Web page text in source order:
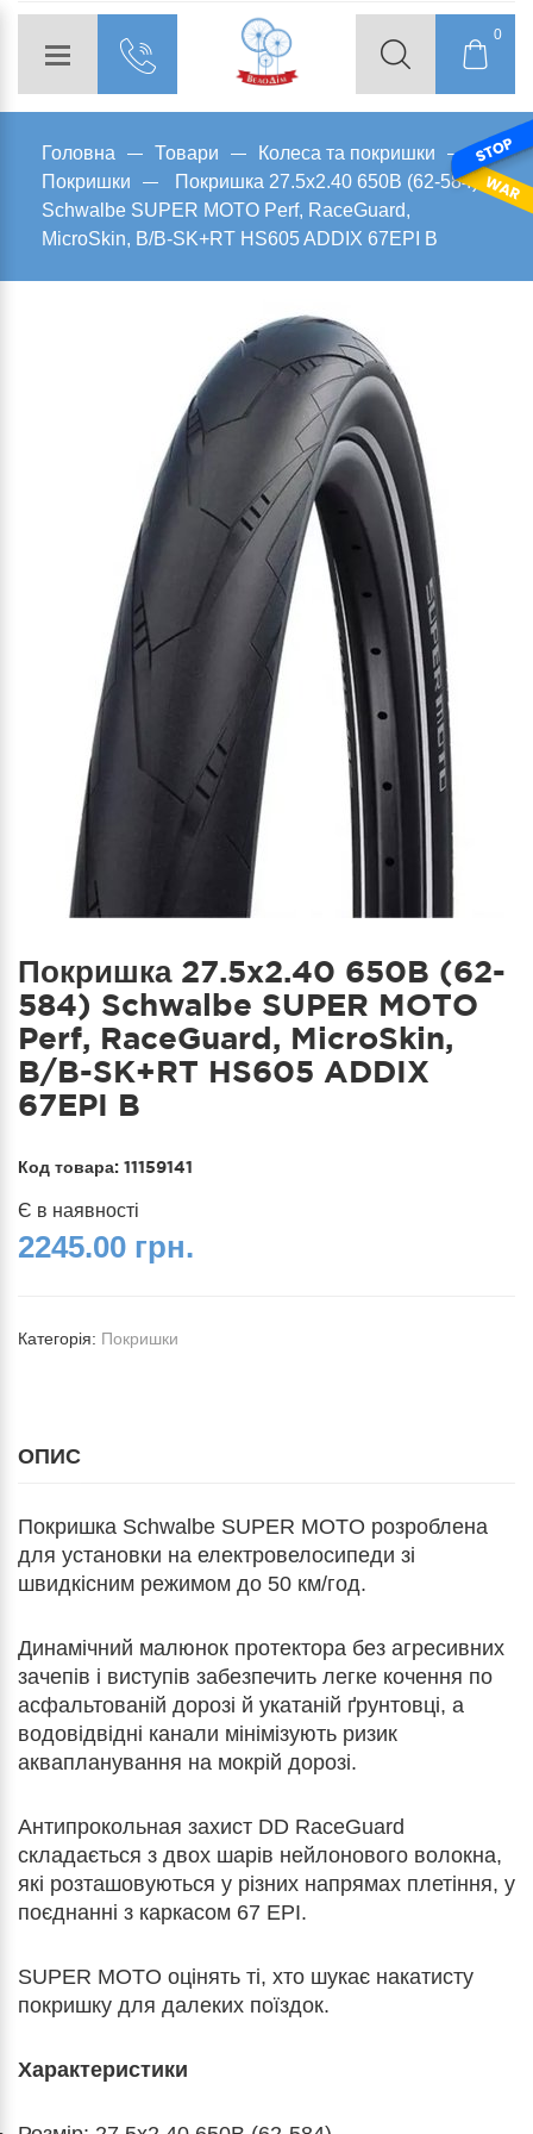
0
Головна Товари
Колеса та покришки
Покришки
Покришка 27.5x2.40 650B (62-584)
Schwalbe SUPER MOTO Perf, RaceGuard,
MicroSkin, B/B-SK+RT HS605 ADDIX 67EPI B
Покришка 27.5x2.40 650B (62-
584) Schwalbe SUPER MOTO
Perf, RaceGuard, MicroSkin,
B/B-SK+RT HS605 ADDIX
67EPI B
Код товара: 11159141
Є в наявності
2245.00 грн.
Категорія: Покришки
ОПИС
Покришка Schwalbe SUPER MOTO розроблена
для установки на електровелосипеди зі
швидкісним режимом до 50 км/год.
Динамічний малюнок протектора без агресивних
зачепів і виступів забезпечить легке кочення по
асфальтованій дорозі й укатаній ґрунтовці, а
водовідвідні канали мінімізують ризик
аквапланування на мокрій дорозі.
Антипрокольная захист DD RaceGuard
складається з двох шарів нейлонового волокна,
які розташовуються у різних напрямах плетіння, у
поєднанні з каркасом 67 EPI.
SUPER MOTO оцінять ті, хто шукає накатисту
покришку для далеких поїздок.
Характеристики